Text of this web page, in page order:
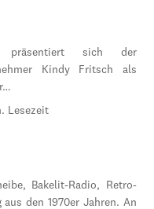
präsentiert sich der
Kindy Fritsch als
Lesezeit
Bakelit-Radio, Retro-
den 1970er Jahren. An